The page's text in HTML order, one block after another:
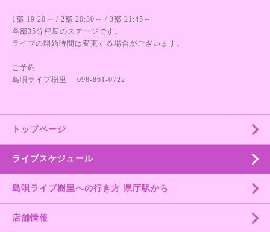
1部 19:20～ / 2部 20:30～ / 3部 21:45～
各部35分程度のステージです。
ライブの開始時間は変更する場合がございます。
ご予約
島唄ライブ樹里 098-861-0722
トップページ
ライブスケジュール
島唄ライブ樹里への行き方 県庁駅から
店舗情報